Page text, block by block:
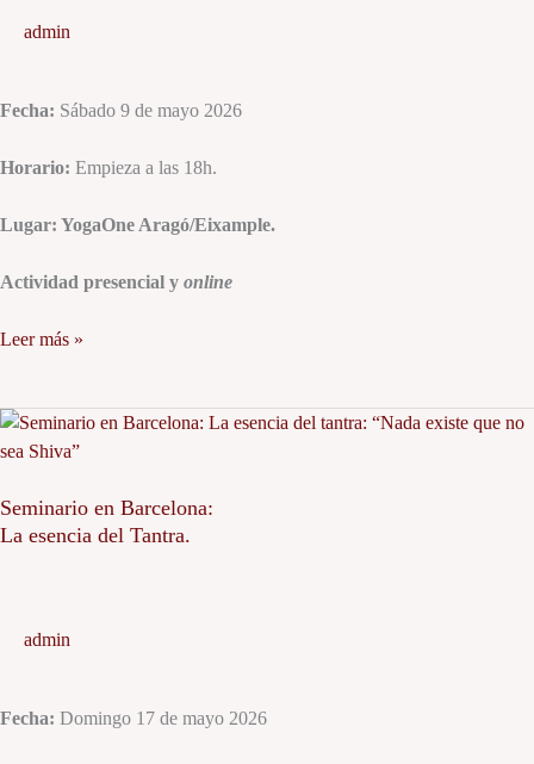
admin
Fecha: Sábado 9 de mayo 2026
Horario: Empieza a las 18h.
Lugar: YogaOne Aragó/Eixample.
Actividad presencial y online
Leer más »
Seminario en Barcelona:
La esencia del Tantra.
admin
Fecha: Domingo 17 de mayo 2026
Seminario
en
La
esencia